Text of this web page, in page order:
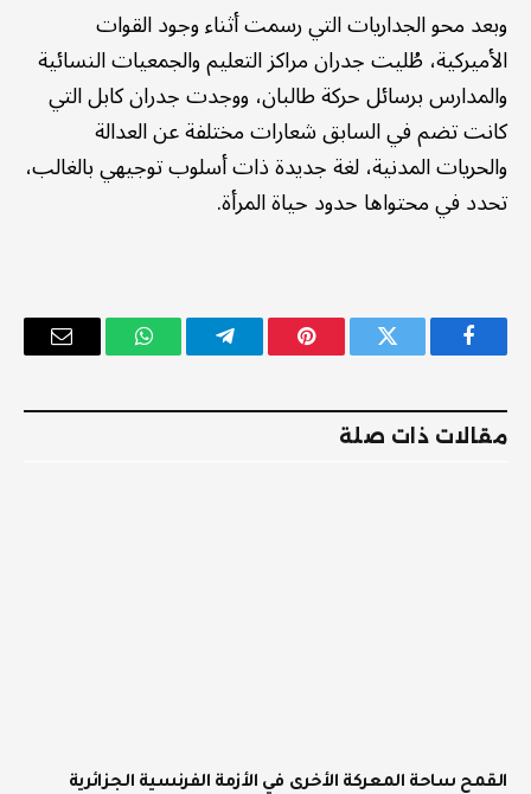
وبعد محو الجداريات التي رسمت أثناء وجود القوات
الأميركية، طُليت جدران مراكز التعليم والجمعيات النسائية
والمدارس برسائل حركة طالبان، ووجدت جدران كابل التي
كانت تضم في السابق شعارات مختلفة عن العدالة
والحريات المدنية، لغة جديدة ذات أسلوب توجيهي بالغالب،
تحدد في محتواها حدود حياة المرأة.
فيسبوك تويتر بينتيريستتيلقرام واتساب
البريد
مقالات ذات صلة
القمح ساحة المعركة الأخرى في الأزمة الفرنسية الجزائرية